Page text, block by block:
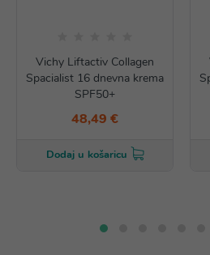
Vichy Liftactiv Collagen
Spacialist 16 dnevna krema
SPF50+
48,49 €
Dodaj u košaricu